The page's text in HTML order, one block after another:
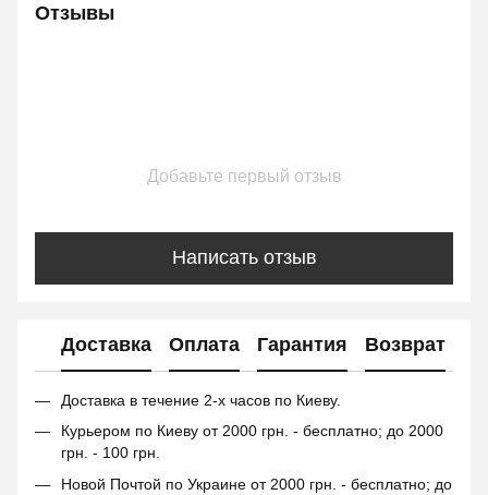
Отзывы
Добавьте первый отзыв
Написать отзыв
Доставка Оплата Гарантия Возврат
Доставка в течение 2-х часов по Киеву.
Курьером по Киеву от 2000 грн. - бесплатно; до 2000
грн. - 100 грн.
Новой Почтой по Украине от 2000 грн. - бесплатно; до